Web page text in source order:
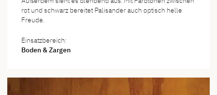
rot und schwarz bereitet Palisander auch optisch helle
Freude.
Einsatzbereich:
Boden & Zargen